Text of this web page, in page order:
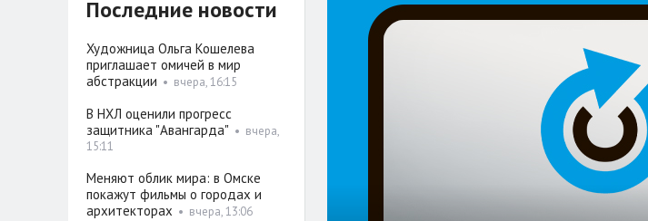
Последние новости
Художница Ольга Кошелева
приглашает омичей в мир
абстракции • вчера, 16:15
В НХЛ оценили прогресс
защитника "Авангарда" • вчера,
15:11
Меняют облик мира: в Омске
покажут фильмы о городах и
архитекторах • вчера, 13:06